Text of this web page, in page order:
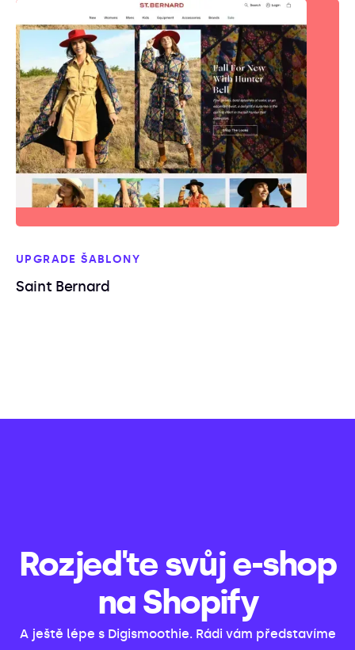
UPGRADE ŠABLONY
Saint Bernard
Rozjeďte svůj e-shop
na Shopify
A ještě lépe s Digismoothie. Rádi vám představíme